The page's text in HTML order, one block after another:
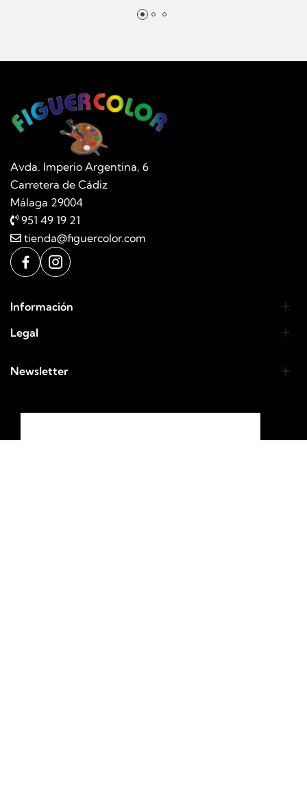
Avda. Imperio Argentina, 6
Carretera de Cádiz
Málaga 29004
951 49 19 21
tienda@figuercolor.com
Información
Legal
Newsletter